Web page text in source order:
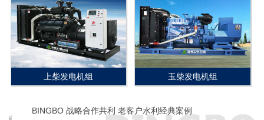
上柴发电机组 玉柴发电机组
BINGBO 战略合作共利 老客户水利经典案例